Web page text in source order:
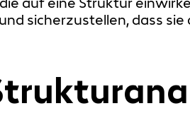
sicherzustellen, dass